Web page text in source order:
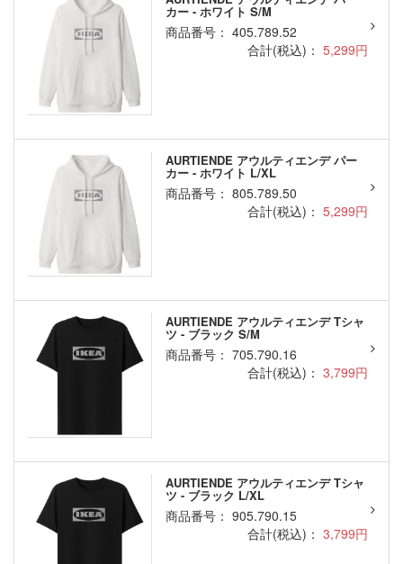
カー - ホワイト S/M
商品番号： 405.789.52
合計(税込)： 5,299円
AURTIENDE アウルティエンデ パー
カー - ホワイト L/XL
商品番号： 805.789.50
合計(税込)： 5,299円
AURTIENDE アウルティエンデ Tシャ
ツ - ブラック S/M
商品番号： 705.790.16
合計(税込)： 3,799円
AURTIENDE アウルティエンデ Tシャ
ツ - ブラック L/XL
商品番号： 905.790.15
合計(税込)： 3,799円